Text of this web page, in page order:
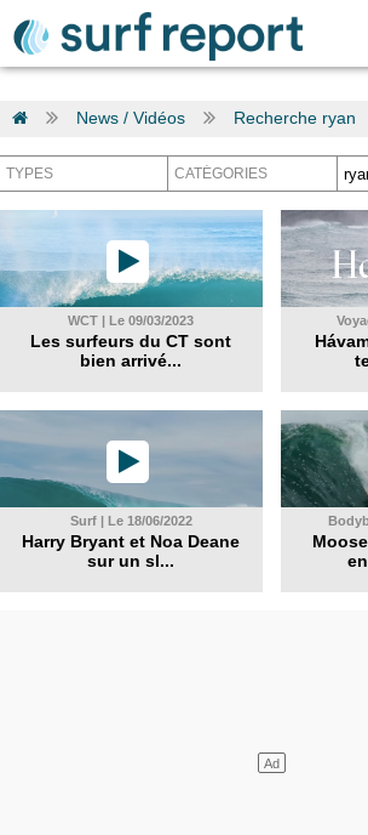
News / Vidéos Recherche ryan
WCT | Le 09/03/2023
Les surfeurs du CT sont
bien arrivé...
Surf | Le 18/06/2022
Harry Bryant et Noa Deane
sur un sl...